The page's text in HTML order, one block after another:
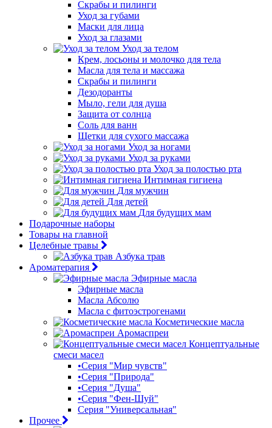
Скрабы и пилинги
Уход за губами
Маски для лица
Уход за глазами
Уход за телом
Крем, лосьоны и молочко для тела
Масла для тела и массажа
Скрабы и пилинги
Дезодоранты
Мыло, гели для душа
Защита от солнца
Соль для ванн
Щетки для сухого массажа
Уход за ногами
Уход за руками
Уход за полостью рта
Интимная гигиена
Для мужчин
Для детей
Для будущих мам
Подарочные наборы
Товары на главной
Целебные травы
Азбука трав
Ароматерапия
Эфирные масла
Эфирные масла
Масла Абсолю
Масла с фитоэстрогенами
Косметические масла
Аромаспреи
Концептуальные
смеси масел
•Серия "Мир чувств"
•Серия "Природа"
•Серия "Душа"
•Серия "Фен-Шуй"
Серия "Универсальная"
Прочее